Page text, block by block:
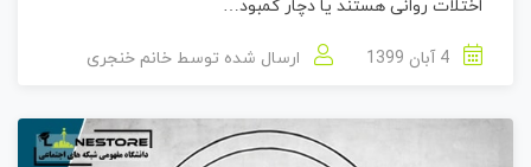
اختلات روانی هستند یا دچار کمبود…
ارسال شده توسط خانم خنجری